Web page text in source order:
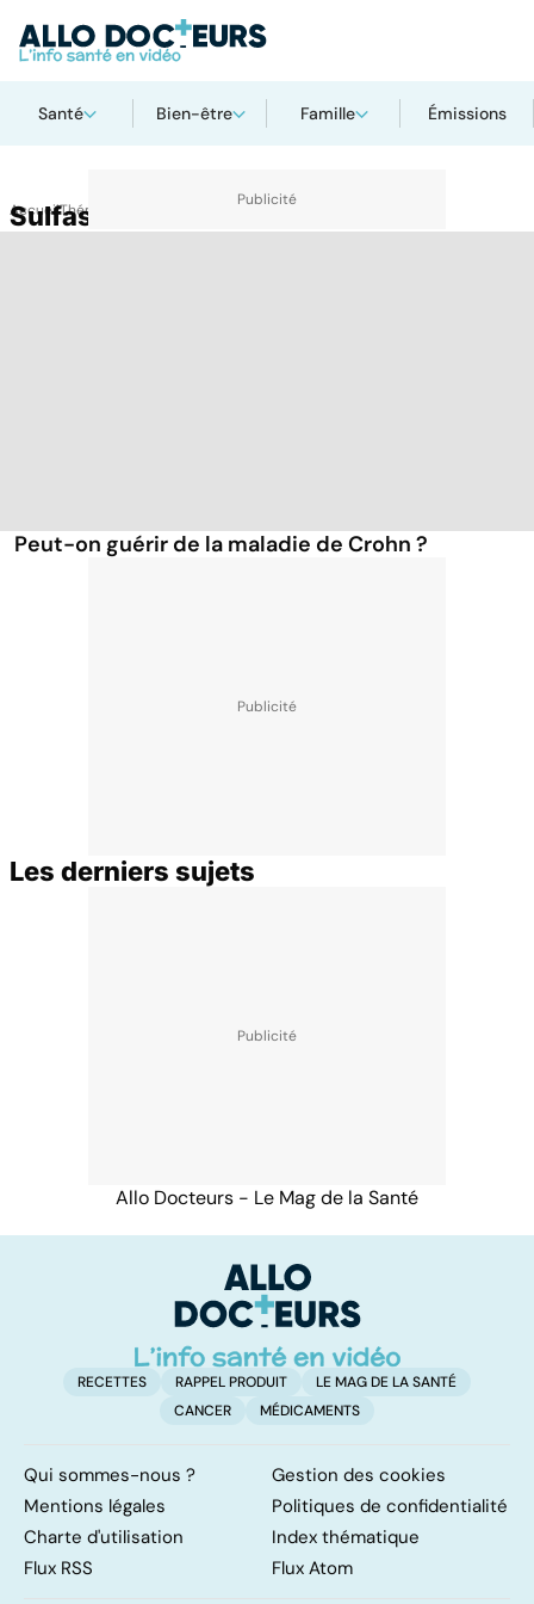
Santé Bien-être Famille Émissions
AccueilThématiques
Sulfasalazine
Peut-on guérir de la maladie de Crohn ?
Les derniers sujets
Allo Docteurs - Le Mag de la Santé
RECETTES RAPPEL PRODUIT
LE MAG DE LA SANTÉ
CANCER
MÉDICAMENTS
Qui sommes-nous ?
Gestion des cookies
Mentions légales
Politiques de confidentialité
Charte d'utilisation
Index thématique
Flux RSS
Flux Atom